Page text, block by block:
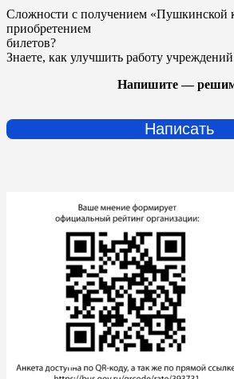
Сложности с получением «Пушкинской
приобретением
билетов?
Знаете, как улучшить работу
Напишите —
Написать